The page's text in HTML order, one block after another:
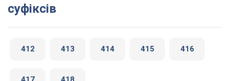
суфіксів
412 413 414 415 416